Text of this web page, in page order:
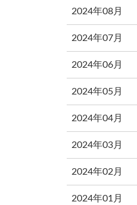
2024年08月
2024年07月
2024年06月
2024年05月
2024年04月
2024年03月
2024年02月
2024年01月